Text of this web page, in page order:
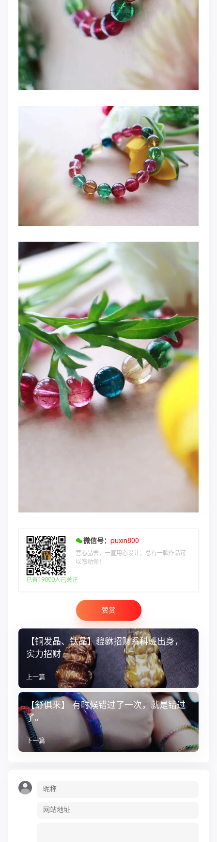
微信号： puxin800
菩心晶舍，一直用心设计，总有一款作品可
以感动你！
已有19000人已关注
赞赏
【铜发晶、钛晶】貔貅招财系科班出身，
实力招财
上一篇
【舒俱来】 有时候错过了一次，就是错过
了。
下一篇